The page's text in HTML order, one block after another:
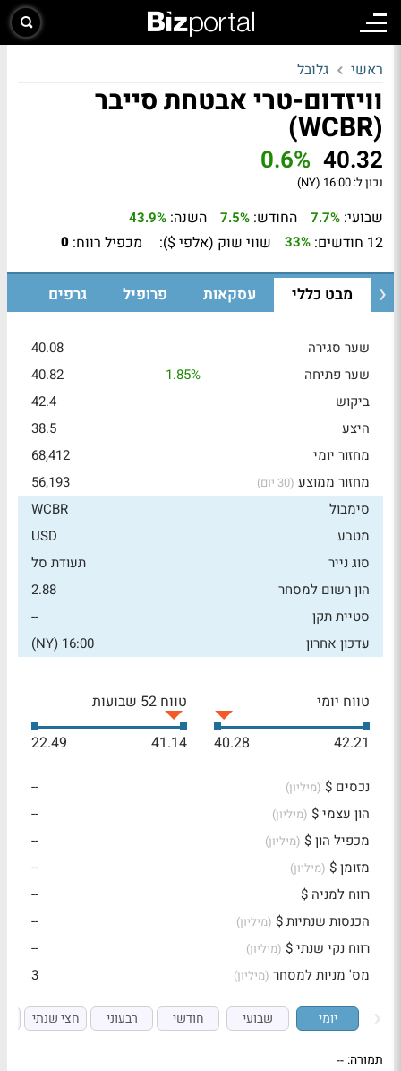
ראשי גלובל
וויזדום-טרי אבטחת סייבר
(WCBR)
40.32
0.6%
נכון ל: 16:00 (NY)
שבועי: 7.7% החודש: 7.5% השנה: 43.9%
12 חודשים: 33% שווי שוק (אלפי $): מכפיל רווח: 0
מבט כללי עסקאות פרופיל גרפים
שער סגירה
40.08
שער פתיחה
1.85%
40.82
ביקוש
42.4
היצע
38.5
מחזור יומי
68,412
מחזור ממוצע (30 יום)
56,193
סימבול
WCBR
מטבע
USD
סוג נייר
תעודת סל
הון רשום למסחר
2.88
סטיית תקן
--
עדכון אחרון
16:00 (NY)
טווח יומי
42.21
40.28
טווח 52 שבועות
41.14
22.49
נכסים $ (מיליון)
--
הון עצמי $ (מיליון)
--
מכפיל הון $ (מיליון)
--
מזומן $ (מיליון)
--
רווח למניה $
--
הכנסות שנתיות $ (מיליון)
--
רווח נקי שנתי $ (מיליון)
--
מס' מניות למסחר (מיליון) 3
יומי שבועי חודשי רבעוני חצי שנתי
תמורה: --